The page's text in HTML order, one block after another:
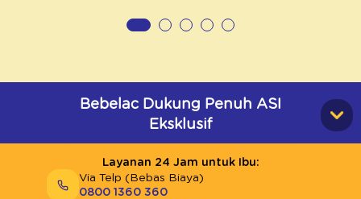
Bebelac Dukung Penuh ASI
Eksklusif
Layanan 24 Jam untuk Ibu:
Via Telp (Bebas Biaya)
0800 1360 360